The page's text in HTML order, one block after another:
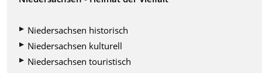
Niedersachsen historisch
Niedersachsen kulturell
Niedersachsen touristisch